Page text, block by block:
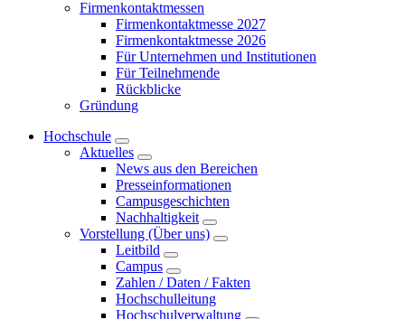
Firmenkontaktmessen
Firmenkontaktmesse 2027
Firmenkontaktmesse 2026
Für Unternehmen und Institutionen
Für Teilnehmende
Rückblicke
Gründung
Hochschule
Aktuelles
News aus den Bereichen
Presseinformationen
Campusgeschichten
Nachhaltigkeit
Vorstellung (Über uns)
Leitbild
Campus
Zahlen / Daten / Fakten
Hochschulleitung
Hochschulverwaltung